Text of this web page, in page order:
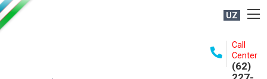
UZ
Call
Center
(62)